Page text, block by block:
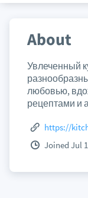
About
Увлеченный
любовью,
рецептами и
https://
Joined Jul